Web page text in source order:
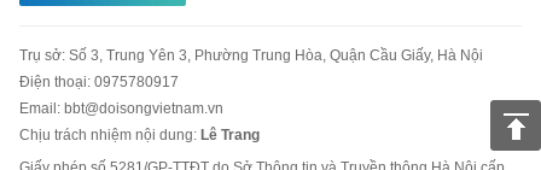
Trụ sở: Số 3, Trung Yên 3, Phường Trung Hòa, Quận Cầu Giấy, Hà Nội
Điện thoại: 0975780917
Email : bbt@doisongvietnam.vn
Chịu trách nhiệm nội dung: Lê Trang